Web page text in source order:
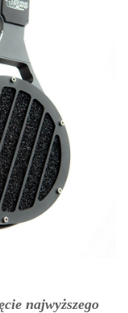
najwyższego